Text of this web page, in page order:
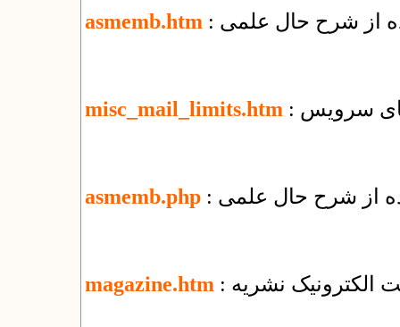
asmemb.htm از شرح حال علمی
misc_mail_limits.htm
asmemb.php از شرح حال علمی
magazine.htm الکترونیک نشریه